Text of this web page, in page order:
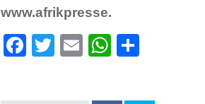
www.afrikpresse.
Facebook
Twitter
Email